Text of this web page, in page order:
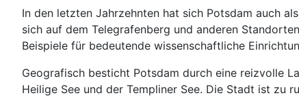
In den letzten Jahrzehnten hat sich Potsdam auch
sich auf dem Telegrafenberg und anderen
Beispiele für bedeutende wissenschaftliche
Geografisch besticht Potsdam durch eine reizvolle
Heilige See und der Templiner See. Die Stadt ist zu